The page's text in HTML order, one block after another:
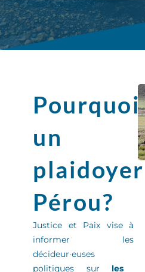
Pourquoi
un
plaidoyer
Pérou?
Justice et Paix vise à
informer les
décideur·euses
politiques sur les